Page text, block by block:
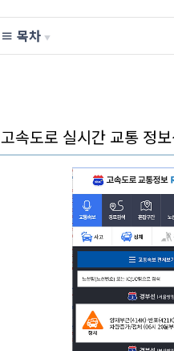
≡ 목차 ▼
고속도로 실시간 교통 정